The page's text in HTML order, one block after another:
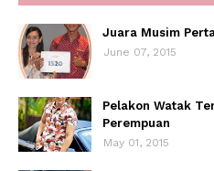
Juara Musim
June 07, 2015
Pelakon Watak
Perempuan
May 01, 2015